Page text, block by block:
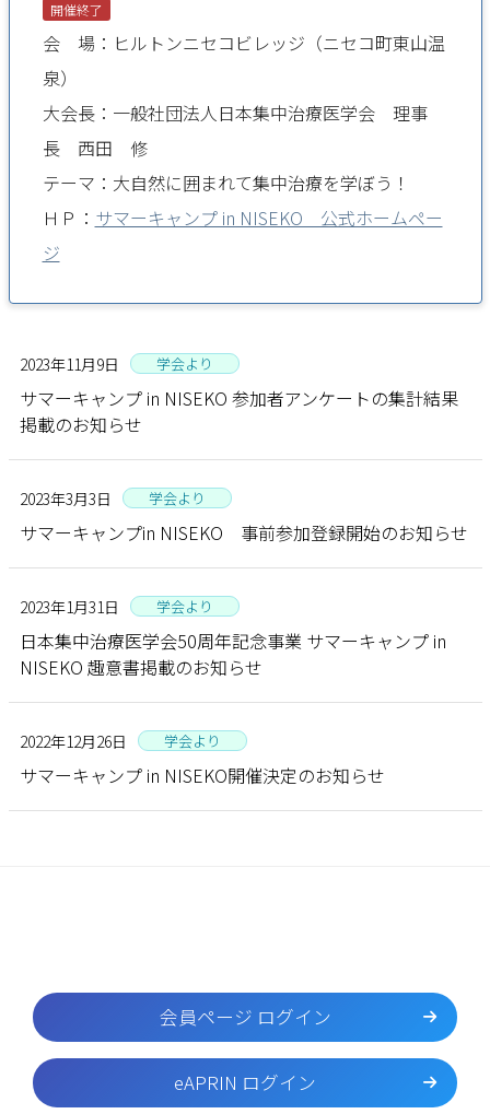
開催終了
会 場：ヒルトンニセコビレッジ（ニセコ町東山温
泉）
大会長：一般社団法人日本集中治療医学会 理事
長 西田 修
テーマ：大自然に囲まれて集中治療を学ぼう！
ＨＰ： サマーキャンプ in NISEKO 公式ホームペー
ジ
2023年11月9日 学会より
サマーキャンプ in NISEKO 参加者アンケートの集計結果
掲載のお知らせ
2023年3月3日 学会より
サマーキャンプin NISEKO 事前参加登録開始のお知らせ
2023年1月31日 学会より
日本集中治療医学会50周年記念事業 サマーキャンプ in
NISEKO 趣意書掲載のお知らせ
2022年12月26日 学会より
サマーキャンプ in NISEKO開催決定のお知らせ
会員ページ ログイン
eAPRIN ログイン